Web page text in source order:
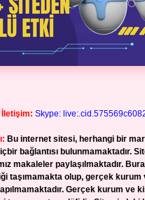
İletişim: Skype:
Bu internet sitesi, herhangi bir
bağlantısı bulunmamaktadır.
makaleler paylaşılmaktadır.
taşımamakta olup, gerçek kurum
Gerçek kurum ve